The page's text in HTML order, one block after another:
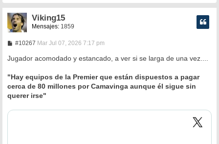
Viking15
Mensajes: 1859
#10267M
n
j
e
Mar Jul 07, 2026 7:17 pm
Jugador acomodado y estancado, a ver si se larga de una vez....
"Hay equipos de la Premier que están dispuestos a pagar
cerca de 80 millones por Camavinga aunque él sigue sin
querer irse"